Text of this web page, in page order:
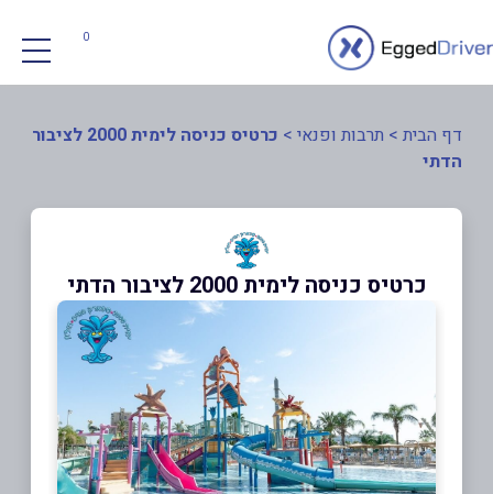
0
דף הבית > תרבות ופנאי >
כרטיס כניסה לימית 2000 לציבור
הדתי
כרטיס כניסה לימית 2000 לציבור הדתי